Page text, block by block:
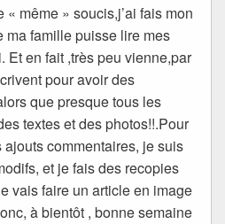
« même » soucis,j’ai fais mon
ma famille puisse lire mes
Et en fait ,très peu vienne,par
pour avoir des
que presque tous les
textes et des photos!!.Pour
ajouts commentaires, je suis
et je fais des recopies
vais faire un article en image
à bientôt , bonne semaine